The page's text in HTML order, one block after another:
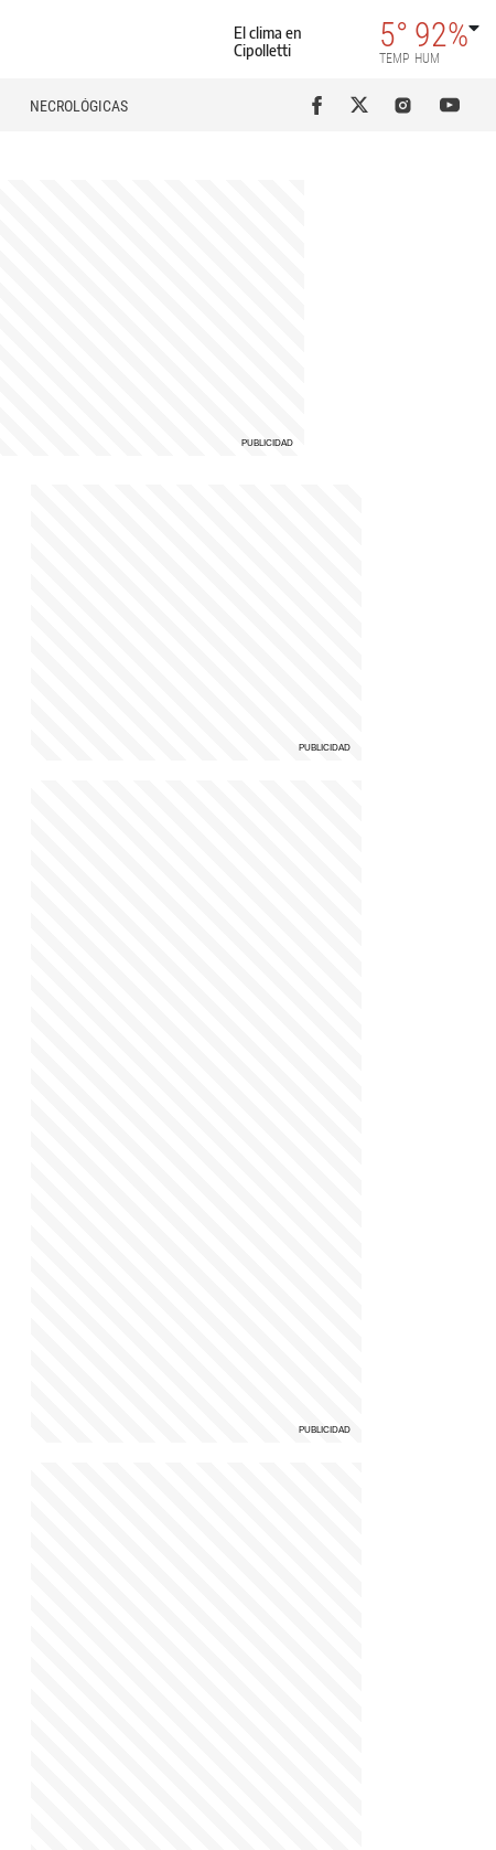
El clima en
Cipolletti
5°
TEMP
92%
HUM
NECROLÓGICAS